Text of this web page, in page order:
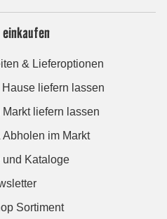
& Lieferoptionen
liefern lassen
liefern lassen
Abholen im Markt
und Kataloge
Sortiment